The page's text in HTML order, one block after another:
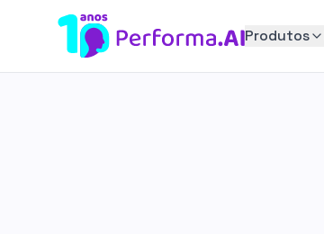
Produtos